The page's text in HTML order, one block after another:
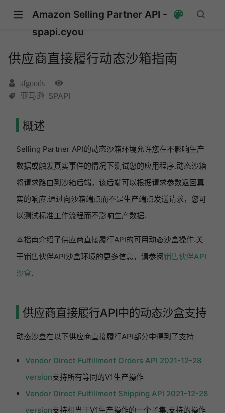
Amazon Selling Partner API -
spapi.cyou
window)
供应商直接履行动态沙箱指南
sfgoods
亚马逊 SPAPI
概述
Selling Partner API的动态沙箱环境允许您在不影响生产
数据或触发真实事件的情况下测试您的应用程序.动态沙箱
将请求路由到沙箱后端，该后端可以根据请求参数返回真
实的响应.通过向沙箱端点而不是生产端点发送请求，您可
以测试标准工作流程而不影响生产数据.
本指南介绍了供应商直接履行API的可用动态沙盒操作.关
于销售伙伴API沙盒环境的更多信息，请参阅销售伙伴API
沙盒.
供应商直接履行API中的动态沙盒支持
动态沙盒在以下供应商直接履行API部分中得到了支持
Vendor Direct Fulfillment Orders API 2021-12-28
version支持所有等同的V1生产操作
Vendor Direct Fulfillment Shipping API 2021-12-28
version支持相当于V1生产操作的一个子集.支持的操作